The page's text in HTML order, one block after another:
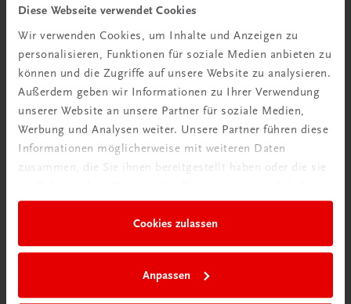
Diese Webseite verwendet Cookies
Wir verwenden Cookies, um Inhalte und Anzeigen zu
personalisieren, Funktionen für soziale Medien anbieten zu
können und die Zugriffe auf unsere Website zu analysieren.
Außerdem geben wir Informationen zu Ihrer Verwendung
unserer Website an unsere Partner für soziale Medien,
Werbung und Analysen weiter. Unsere Partner führen diese
Informationen möglicherweise mit weiteren Daten
zusammen, die Sie ihnen bereitgestellt haben oder die sie
Cookies zulassen
Anpassen
Wir sind ein österreichisches Familienunternehmen mit
Begeisterung für unsere Produkte.
mehr erfahren
TRAUNER Verlag + Buchservice GmbH
Köglstraße 14 | 4020 Linz
Tel.:+43 732 778241
buchservice@trauner.at
WhatsApp:+43 664 88 58 69 41